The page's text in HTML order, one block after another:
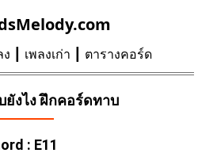
เพลงเก่า ตารางคอร์ด
ยังไง ฝึกคอร์ดทาบ
: E11